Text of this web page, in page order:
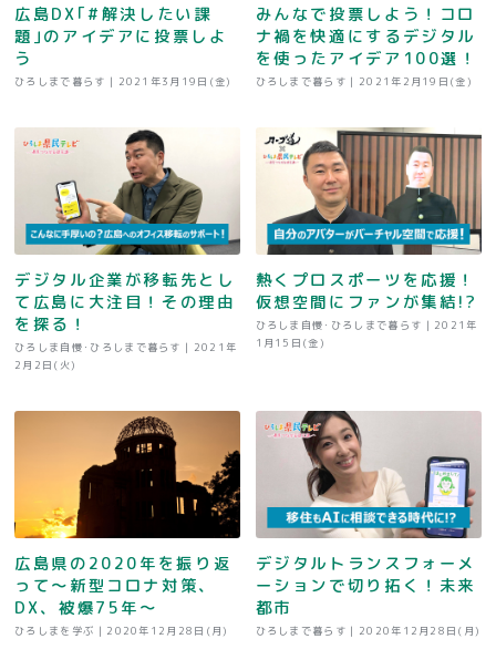
広島DX｢#解決したい課
題｣のアイデアに投票しよ
う
ひろしまで暮らす | 2021年3月19日(金)
みんなで投票しよう！コロ
ナ禍を快適にするデジタル
を使ったアイデア100選！
ひろしまで暮らす | 2021年2月19日(金)
デジタル企業が移転先とし
て広島に大注目！その理由
を探る！
ひろしま自慢･ひろしまで暮らす | 2021年
2月2日(火)
熱くプロスポーツを応援！
仮想空間にファンが集結!?
ひろしま自慢･ひろしまで暮らす | 2021年
1月15日(金)
広島県の2020年を振り返
って～新型コロナ対策、
DX、被爆75年～
ひろしまを学ぶ | 2020年12月28日(月)
デジタルトランスフォーメ
ーションで切り拓く！未来
都市
ひろしまで暮らす | 2020年12月28日(月)